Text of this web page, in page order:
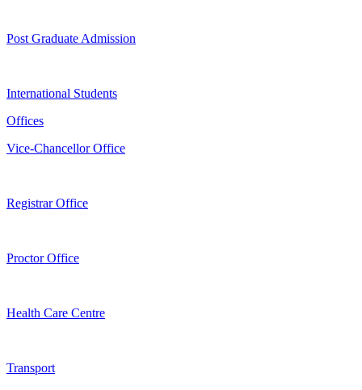
Post Graduate Admission
International Students
Offices
Vice-Chancellor Office
Registrar Office
Proctor Office
Health Care Centre
Transport